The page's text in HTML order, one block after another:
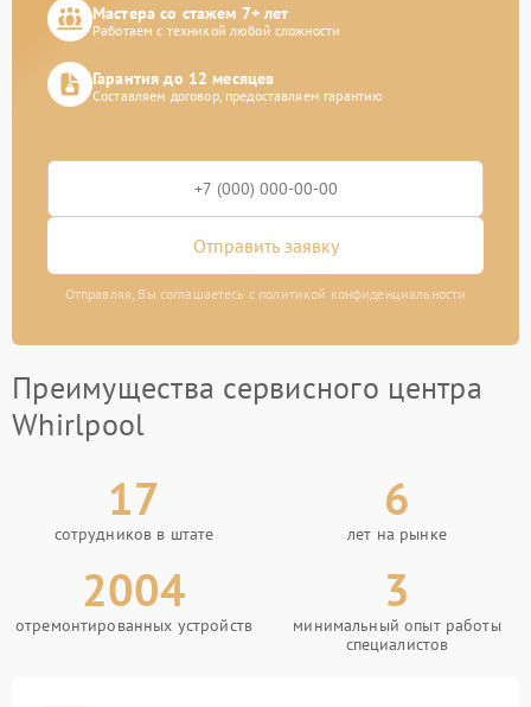
Мастера со стажем 7+ лет
Работаем с техникой любой сложности
Гарантия до 12 месяцев
Составляем договор, предоставляем гарантию
Отправить заявку
Отправляя, Вы соглашаетесь с политикой конфиденциальности
Преимущества сервисного центра
Whirlpool
17
сотрудников в штате
6
лет на рынке
2004
отремонтированных устройств
3
минимальный опыт работы
специалистов